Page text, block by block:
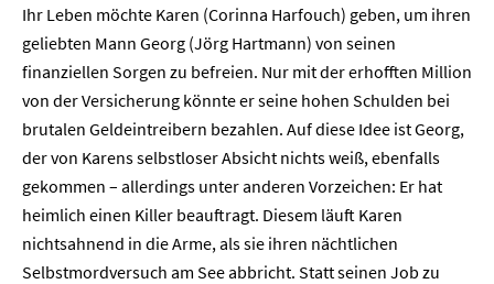
Ihr Leben möchte Karen (Corinna Harfouch) geben, um ihren
geliebten Mann Georg (Jörg Hartmann) von seinen
finanziellen Sorgen zu befreien. Nur mit der erhofften Million
von der Versicherung könnte er seine hohen Schulden bei
brutalen Geldeintreibern bezahlen. Auf diese Idee ist Georg,
der von Karens selbstloser Absicht nichts weiß, ebenfalls
gekommen – allerdings unter anderen Vorzeichen: Er hat
heimlich einen Killer beauftragt. Diesem läuft Karen
nichtsahnend in die Arme, als sie ihren nächtlichen
Selbstmordversuch am See abbricht. Statt seinen Job zu